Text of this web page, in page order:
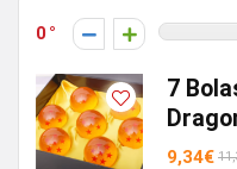
0
7
9,34€